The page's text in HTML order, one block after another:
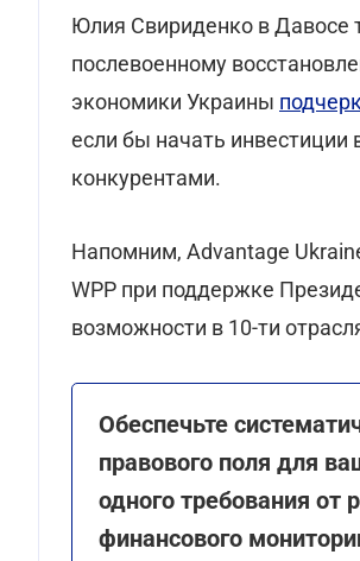
Юлия Свириденко в Давосе
послевоенному
экономики Украины
если бы начать
конкурентами.
Напомним, Advantage
WPP при поддержке
возможности в 10-ти
Обеспечьте
правового поля для
одного требования от
финансового